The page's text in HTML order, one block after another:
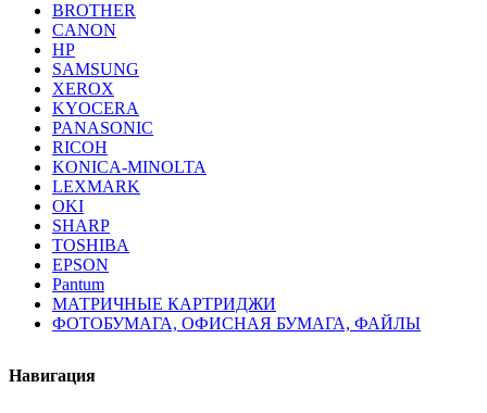
BROTHER
CANON
HP
SAMSUNG
XEROX
KYOCERA
PANASONIC
RICOH
KONICA-MINOLTA
LEXMARK
OKI
SHARP
TOSHIBA
EPSON
Pantum
МАТРИЧНЫЕ КАРТРИДЖИ
ФОТОБУМАГА, ОФИСНАЯ БУМАГА, ФАЙЛЫ
Навигация